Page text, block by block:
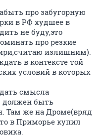
про забугорную
в РФ худшее в
не буду,это
про резкие
излишним).
в контексте той
условий в которых
смысла
должен быть
Там же на Дроме(вряд
в Приморье купил